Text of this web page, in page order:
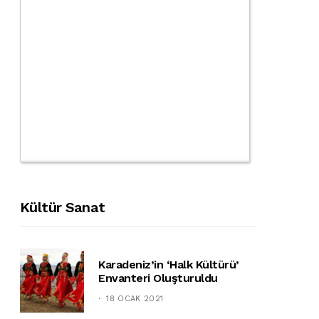
Kültür Sanat
Karadeniz’in ‘halk Kültürü’
Envanteri Oluşturuldu
18 OCAK 2021